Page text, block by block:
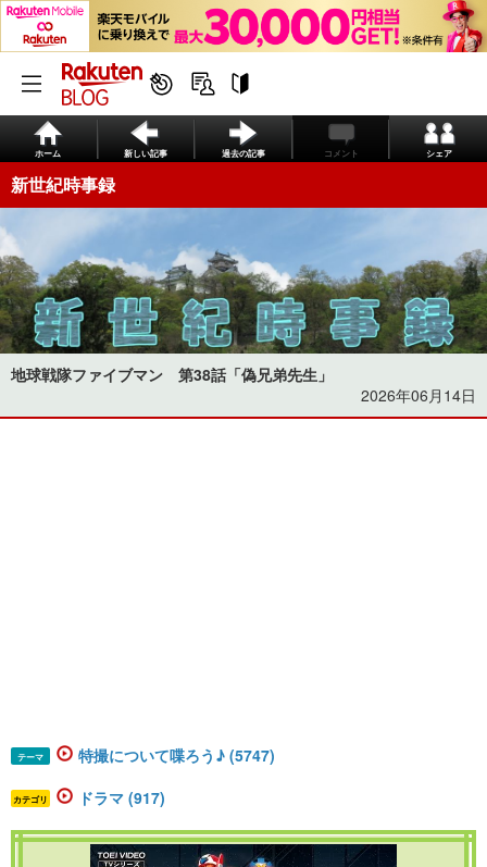
ホーム 新しい記事 過去の記事 コメント シェア
新世紀時事録
地球戦隊ファイブマン 第38話「偽兄弟先生」
2026年06月14日
テーマ 特撮について喋ろう♪ (5747)
カテゴリ ドラマ (917)